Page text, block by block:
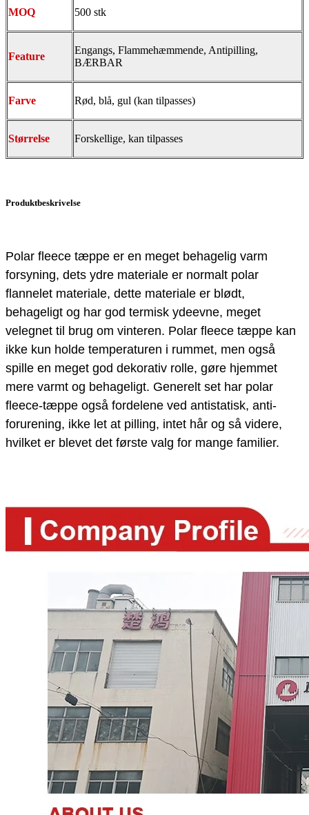
MOQ 500 stk
Feature
Engangs, Flammehæmmende, Antipilling,
BÆRBAR
Farve Rød, blå, gul (kan tilpasses)
Størrelse Forskellige, kan tilpasses
Produktbeskrivelse
Polar fleece tæppe er en meget behagelig varm
forsyning, dets ydre materiale er normalt polar
flannelet materiale, dette materiale er blødt,
behageligt og har god termisk ydeevne, meget
velegnet til brug om vinteren. Polar fleece tæppe kan
ikke kun holde temperaturen i rummet, men også
spille en meget god dekorativ rolle, gøre hjemmet
mere varmt og behageligt. Generelt set har polar
fleece-tæppe også fordelene ved antistatisk, anti-
forurening, ikke let at pilling, intet hår og så videre,
hvilket er blevet det første valg for mange familier.